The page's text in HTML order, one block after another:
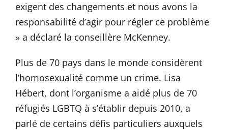
exigent des changements et nous avons la
responsabilité d’agir pour régler ce problème
» a déclaré la conseillère McKenney.
Plus de 70 pays dans le monde considèrent
l’homosexualité comme un crime. Lisa
Hébert, dont l’organisme a aidé plus de 70
réfugiés LGBTQ à s’établir depuis 2010, a
parlé de certains défis particuliers auxquels